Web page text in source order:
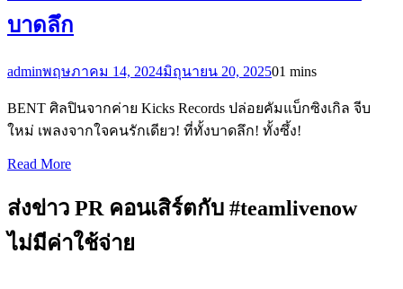
บาดลึก
adminพฤษภาคม 14, 2024มิถุนายน 20, 202501 mins
BENT ศิลปินจากค่าย Kicks Records ปล่อยคัมแบ็กซิงเกิล จีบ
ใหม่ เพลงจากใจคนรักเดียว! ที่ทั้งบาดลึก! ทั้งซึ้ง!
Read More
ส่งข่าว PR คอนเสิร์ตกับ #teamlivenow
ไม่มีค่าใช้จ่าย